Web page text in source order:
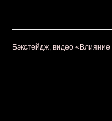
Бэкстейдж, видео